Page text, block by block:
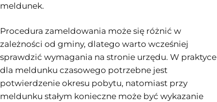
meldunek.
Procedura zameldowania może się różnić w
zależności od gminy, dlatego warto wcześniej
sprawdzić wymagania na stronie urzędu. W praktyce
dla meldunku czasowego potrzebne jest
potwierdzenie okresu pobytu, natomiast przy
meldunku stałym konieczne może być wykazanie